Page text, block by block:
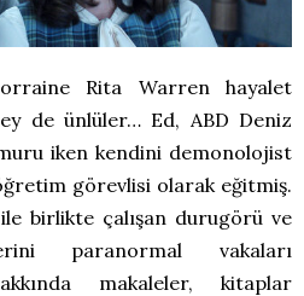
Rita Warren hayalet
de ünlüler… Ed, ABD Deniz
iken kendini demonolojist
görevlisi olarak eğitmiş.
birlikte çalışan durugörü ve
paranormal vakaları
makaleler, kitaplar